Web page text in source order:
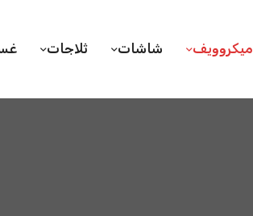
ميكروويف شاشات ثلاجات